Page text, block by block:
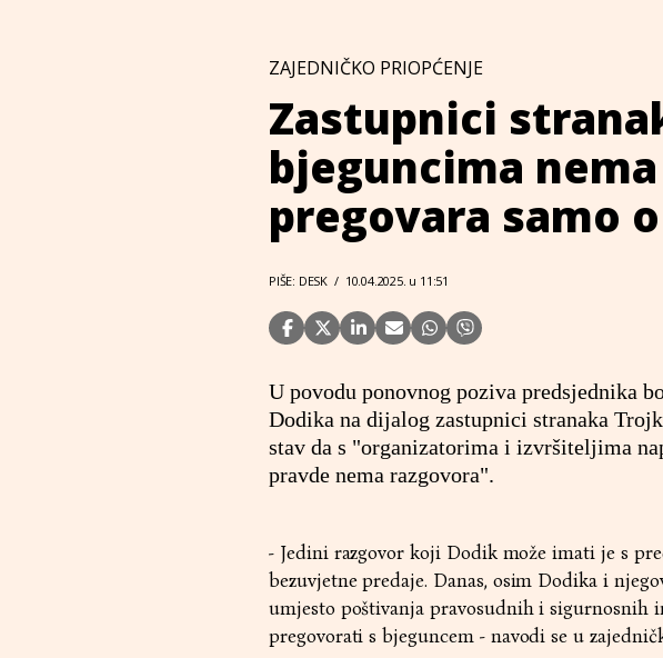
ZAJEDNIČKO PRIOPĆENJE
Zastupnici
bjeguncima
pregovara samo
PIŠE: DESK / 10.04.2025. u 11:51
U povodu ponovnog poziva predsjednika
Dodika na dijalog zastupnici stranaka
stav da s "organizatorima i izvršiteljima
pravde nema razgovora".
- Jedini razgovor koji Dodik može imati je s
bezuvjetne predaje. Danas, osim Dodika i
umjesto poštivanja pravosudnih i
pregovorati s bjeguncem - navodi se u